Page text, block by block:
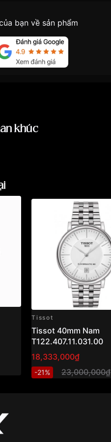
bạn về sản phẩm
khúc
Tissot
Tissot 40mm Nam
T122.407.11.031.00
18,333,000₫
-21% 23,000,000₫